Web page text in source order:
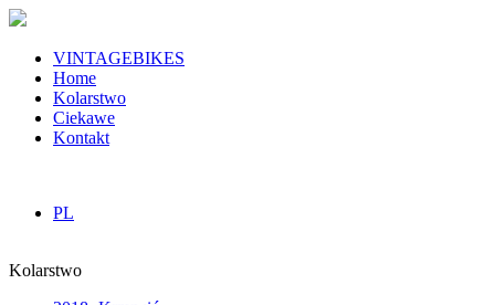
VINTAGEBIKES
Home
Kolarstwo
Ciekawe
Kontakt
PL
Kolarstwo